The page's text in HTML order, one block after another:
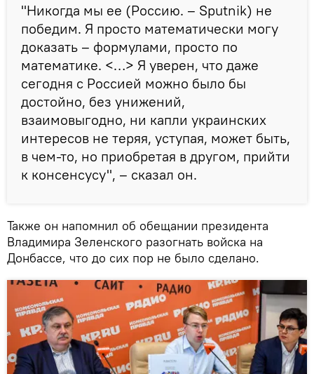
"Никогда мы ее (Россию. – Sputnik) не
победим. Я просто математически могу
доказать – формулами, просто по
математике. <…> Я уверен, что даже
сегодня с Россией можно было бы
достойно, без унижений,
взаимовыгодно, ни капли украинских
интересов не теряя, уступая, может быть,
в чем-то, но приобретая в другом, прийти
к консенсусу", – сказал он.
Также он напомнил об обещании президента
Владимира Зеленского разогнать войска на
Донбассе, что до сих пор не было сделано.